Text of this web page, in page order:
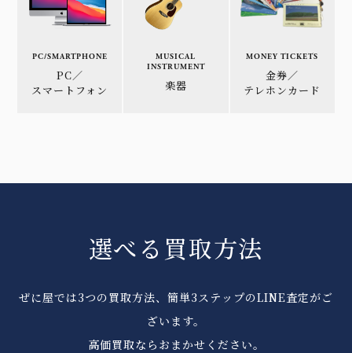
PC/SMARTPHONE
PC／
スマートフォン
MUSICAL
INSTRUMENT
楽器
MONEY TICKETS
金券／
テレホンカード
選べる買取方法
ぜに屋では3つの買取方法、簡単3ステップのLINE査定がご
ざいます。
高価買取ならおまかせください。